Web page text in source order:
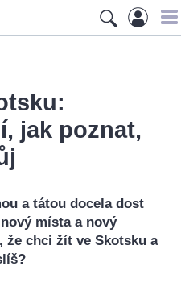
jak poznat,
a tátou docela dost
místa a nový
že chci žít ve Skotsku a